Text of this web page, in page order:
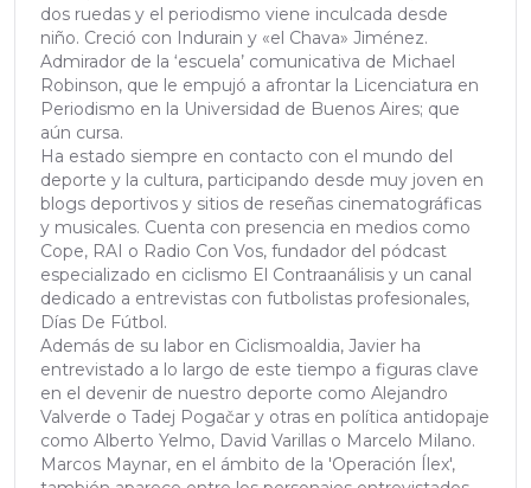
dos ruedas y el periodismo viene inculcada desde
niño. Creció con Indurain y «el Chava» Jiménez.
Admirador de la ‘escuela’ comunicativa de Michael
Robinson, que le empujó a afrontar la Licenciatura en
Periodismo en la Universidad de Buenos Aires; que
aún cursa.
Ha estado siempre en contacto con el mundo del
deporte y la cultura, participando desde muy joven en
blogs deportivos y sitios de reseñas cinematográficas
y musicales. Cuenta con presencia en medios como
Cope, RAI o Radio Con Vos, fundador del pódcast
especializado en ciclismo El Contraanálisis y un canal
dedicado a entrevistas con futbolistas profesionales,
Días De Fútbol.
Además de su labor en Ciclismoaldia, Javier ha
entrevistado a lo largo de este tiempo a figuras clave
en el devenir de nuestro deporte como Alejandro
Valverde o Tadej Pogačar y otras en política antidopaje
como Alberto Yelmo, David Varillas o Marcelo Milano.
Marcos Maynar, en el ámbito de la 'Operación Ílex',